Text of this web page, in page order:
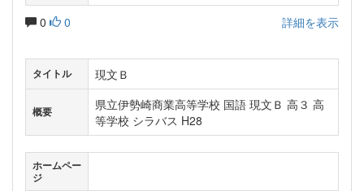
0 0 詳細を表示
タイトル 現文Ｂ
概要
県立伊勢崎商業高等学校 国語 現文Ｂ 高３ 高
等学校 シラバス H28
ホームペー
ジ